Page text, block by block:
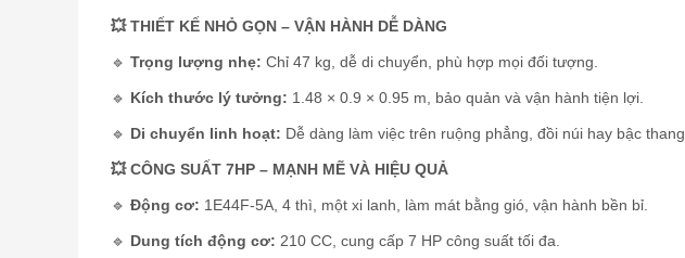
💥 THIẾT KẾ NHỎ GỌN – VẬN HÀNH DỄ DÀNG
🔹 Trọng lượng nhẹ: Chỉ 47 kg, dễ di chuyển, phù hợp mọi đối tượng.
🔹 Kích thước lý tưởng: 1.48 × 0.9 × 0.95 m, bảo quản và vận hành tiện lợi.
🔹 Di chuyển linh hoạt: Dễ dàng làm việc trên ruộng phẳng, đồi núi hay bậc thang.
💥 CÔNG SUẤT 7HP – MẠNH MẼ VÀ HIỆU QUẢ
🔹 Động cơ: 1E44F-5A, 4 thì, một xi lanh, làm mát bằng gió, vận hành bền bỉ.
🔹 Dung tích động cơ: 210 CC, cung cấp 7 HP công suất tối đa.